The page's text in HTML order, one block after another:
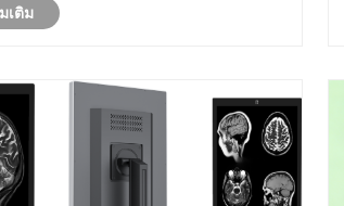
างความสามัคคีของทีม กิจกรรมดังกล่าวเส
เติม